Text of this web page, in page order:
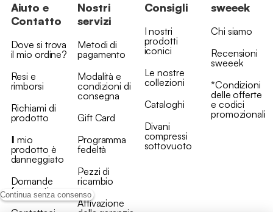
Continua senza consenso
Aiuto e
Contatto
Dove si trova
il mio ordine?
Resi e
rimborsi
Richiami di
prodotto
Il mio
prodotto è
danneggiato
Domande
frequenti
Contattaci
Nostri
servizi
Metodi di
pagamento
Modalità e
condizioni di
consegna
Gift Card
Programma
fedeltà
Pezzi di
ricambio
Attivazione
della garanzia
Consigli
I nostri
prodotti
iconici
Le nostre
collezioni
Cataloghi
Divani
compressi
sottovuoto
sweeek
Chi siamo
Recensioni
sweeek
*Condizioni
delle offerte
e codici
promozionali